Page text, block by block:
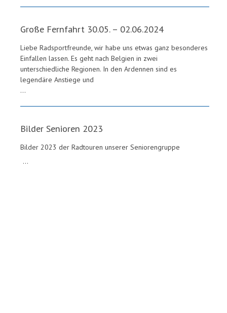
Große Fernfahrt 30.05. – 02.06.2024
Liebe Radsportfreunde, wir habe uns etwas ganz besonderes
Einfallen lassen. Es geht nach Belgien in zwei
unterschiedliche Regionen. In den Ardennen sind es
legendäre Anstiege und
...
Bilder Senioren 2023
Bilder 2023 der Radtouren unserer Seniorengruppe
...